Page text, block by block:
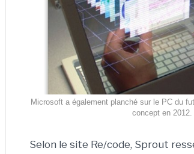
Microsoft a également planché sur le PC du
concept en
Selon le site Re/code, Sprout